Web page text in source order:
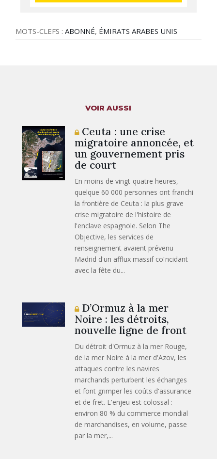
MOTS-CLEFS :ABONNÉ, ÉMIRATS ARABES UNIS
VOIR AUSSI
Ceuta : une crise
migratoire annoncée, et
un gouvernement pris
de court
En moins de vingt-quatre heures,
quelque 60 000 personnes ont franchi
la frontière de Ceuta : la plus grave
crise migratoire de l'histoire de
l'enclave espagnole. Selon The
Objective, les services de
renseignement avaient prévenu
Madrid d'un afflux massif coïncidant
avec la fête du...
D’Ormuz à la mer
Noire : les détroits,
nouvelle ligne de front
Du détroit d'Ormuz à la mer Rouge,
de la mer Noire à la mer d'Azov, les
attaques contre les navires
marchands perturbent les échanges
et font grimper les coûts d'assurance
et de fret. L'enjeu est colossal :
environ 80 % du commerce mondial
de marchandises, en volume, passe
par la mer,...